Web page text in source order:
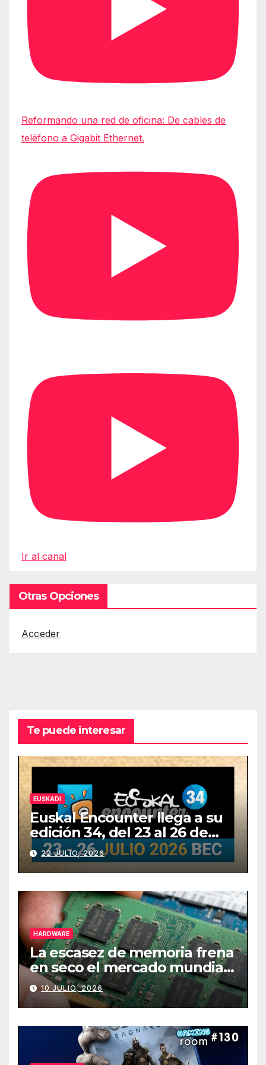
Reformando una red de oficina: De cables de
teléfono a Gigabit Ethernet.
Ir al canal
Otras Opciones
Acceder
Te puede interesar
EUSKADI
Euskal Encounter llega a su
edición 34, del 23 al 26 de
julio
22 JULIO, 2026
HARDWARE
La escasez de memoria frena
en seco el mercado mundial
de PCs
10 JULIO, 2026